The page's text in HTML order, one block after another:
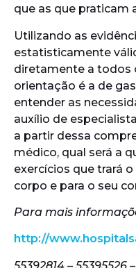
que as que praticam
Utilizando as
estatisticamente
diretamente a todos
orientação é a de
entender as
auxílio de
a partir dessa
médico, qual será a
exercícios que trará
corpo e para o seu
Para mais
http://